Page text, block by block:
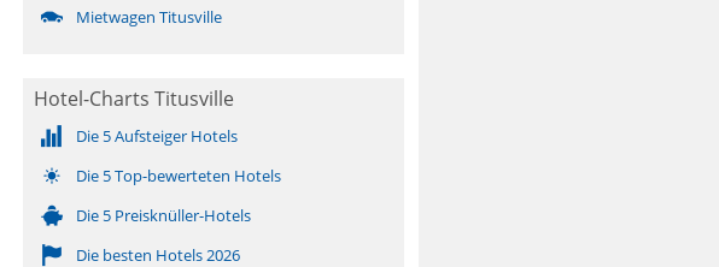
Mietwagen Titusville
Hotel-Charts Titusville
Die 5 Aufsteiger Hotels
Die 5 Top-bewerteten Hotels
Die 5 Preisknüller-Hotels
Die besten Hotels 2026